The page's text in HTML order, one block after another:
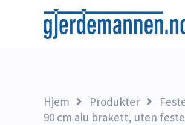
Hjem Produkter
90 cm alu brakett, uten